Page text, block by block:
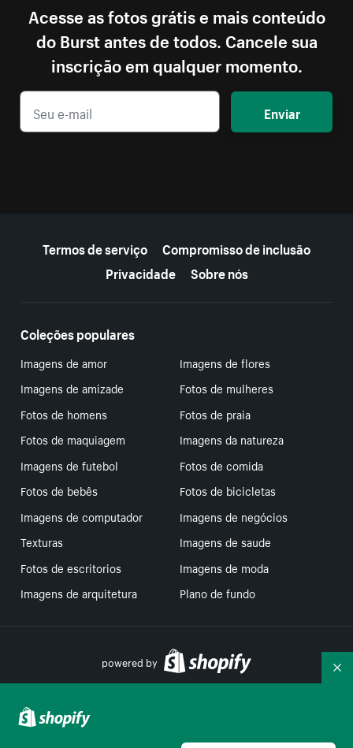
Acesse as fotos grátis e mais conteúdo
do Burst antes de todos. Cancele sua
inscrição em qualquer momento.
Enviar
Termos de serviço
Compromisso de inclusão
Privacidade
Sobre nós
Coleções populares
Imagens de amor
Imagens de flores
Imagens de amizade
Fotos de mulheres
Fotos de homens
Fotos de praia
Fotos de maquiagem
Imagens da natureza
Imagens de futebol
Fotos de comida
Fotos de bebês
Fotos de bicicletas
Imagens de computador
Imagens de negócios
Texturas
Imagens de saude
Fotos de escritorios
Imagens de moda
Imagens de arquitetura
Plano de fundo
powered by
Suas escolhas de privacidade